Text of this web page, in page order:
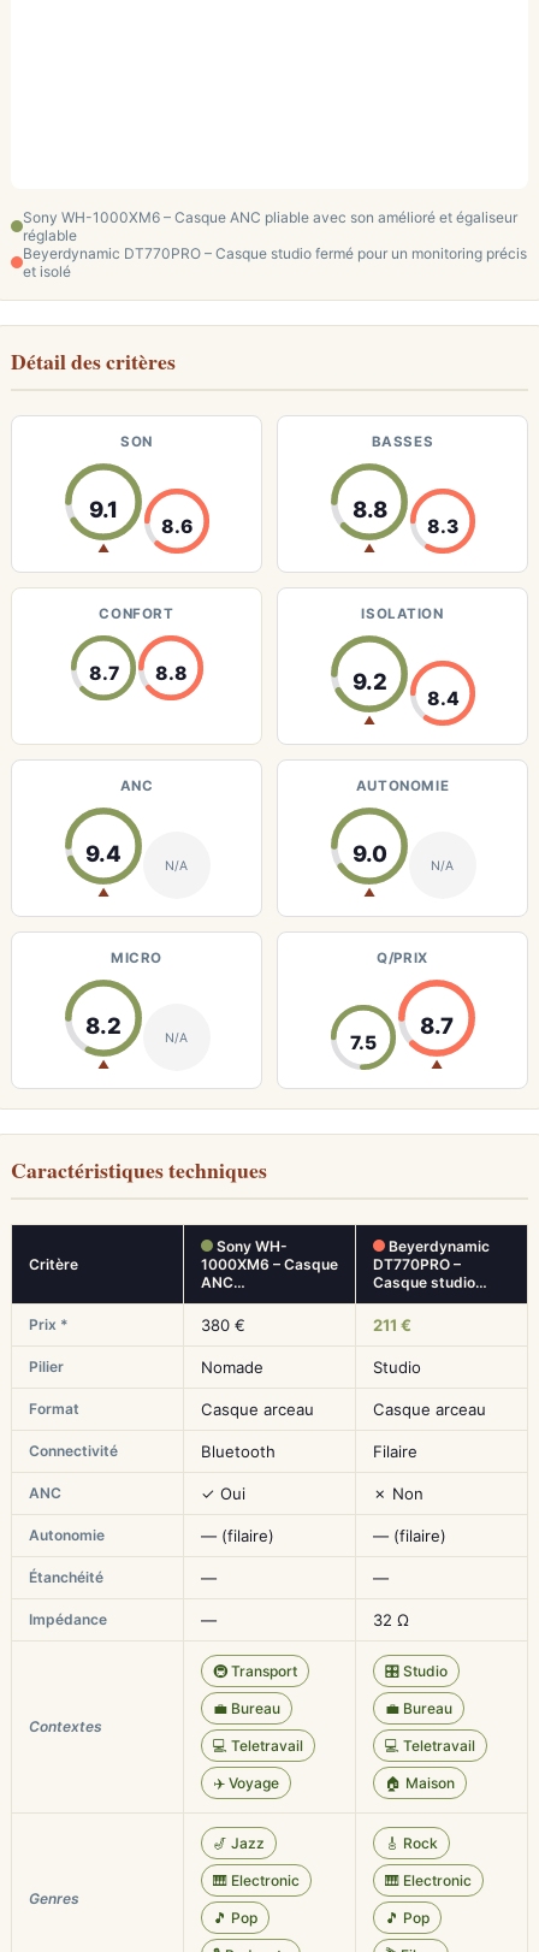
Sony WH-1000XM6 – Casque ANC pliable avec son amélioré et égaliseur
réglable
Beyerdynamic DT770PRO – Casque studio fermé pour un monitoring précis
et isolé
Détail des critères
SON
9.1
▲
8.6
BASSES
8.8
▲
8.3
CONFORT
8.7 8.8
ISOLATION
9.2
▲
8.4
ANC
9.4
▲
N/A
AUTONOMIE
9.0
▲
N/A
MICRO
8.2
▲
N/A
Q/PRIX
7.5
8.7
▲
Caractéristiques techniques
Critère
Sony WH-
1000XM6 – Casque
ANC…
Beyerdynamic
DT770PRO –
Casque studio…
Prix * 380 € 211 €
Pilier Nomade Studio
Format Casque arceau Casque arceau
Connectivité Bluetooth Filaire
ANC ✓ Oui ✗ Non
Autonomie — (filaire) — (filaire)
Étanchéité — —
Impédance — 32 Ω
Contextes
🚇 Transport
💼 Bureau
💻 Teletravail
✈️ Voyage
🎛️ Studio
💼 Bureau
💻 Teletravail
🏠 Maison
Genres
🎷 Jazz
🎹 Electronic
🎵 Pop
🎸 Rock
🎹 Electronic
🎵 Pop